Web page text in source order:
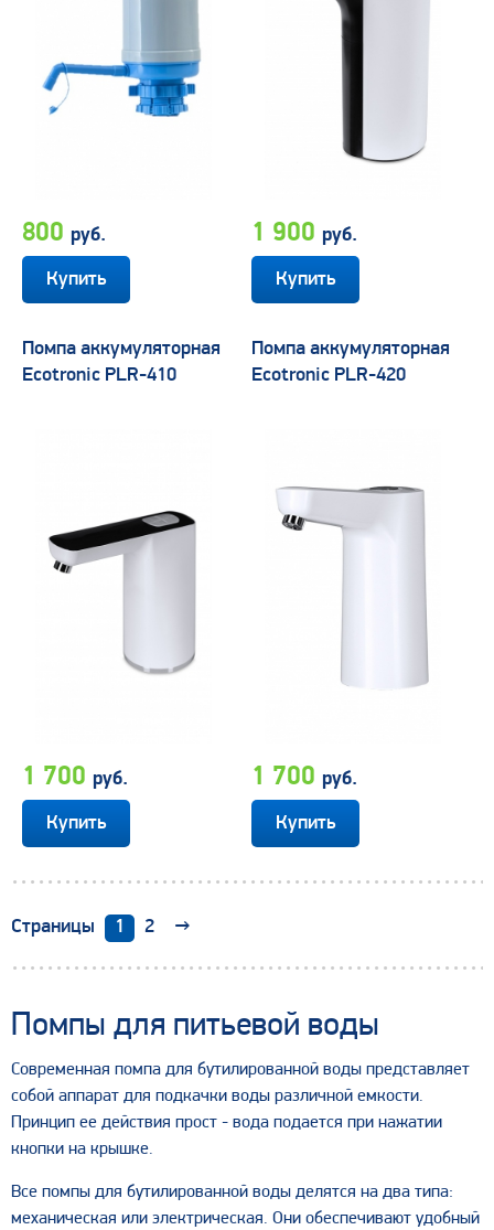
800 руб. 1 900 руб.
Помпа аккумуляторная
Ecotronic PLR-410
1 700 руб.
Помпа аккумуляторная
Ecotronic PLR-420
1 700 руб.
Страницы 1 2 →
Помпы для питьевой воды
Современная помпа для бутилированной воды представляет
собой аппарат для подкачки воды различной емкости.
Принцип ее действия прост - вода подается при нажатии
кнопки на крышке.
Все помпы для бутилированной воды делятся на два типа:
механическая или электрическая. Они обеспечивают удобный